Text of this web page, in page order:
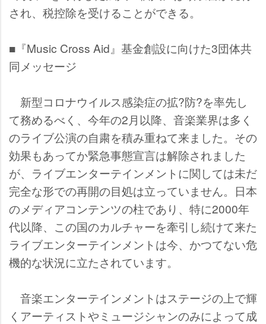
され、税控除を受けることができる。
■『Music Cross Aid』基金創設に向けた3団体共
同メッセージ
新型コロナウイルス感染症の拡?防?を率先し
て務めるべく、今年の2月以降、音楽業界は多く
のライブ公演の自粛を積み重ねて来ました。その
効果もあってか緊急事態宣言は解除されました
が、ライブエンターテインメントに関しては未だ
完全な形での再開の目処は立っていません。日本
のメディアコンテンツの柱であり、特に2000年
代以降、この国のカルチャーを牽引し続けて来た
ライブエンターテインメントは今、かつてない危
機的な状況に立たされています。
音楽エンターテインメントはステージの上で輝
くアーティストやミュージシャンのみによって成